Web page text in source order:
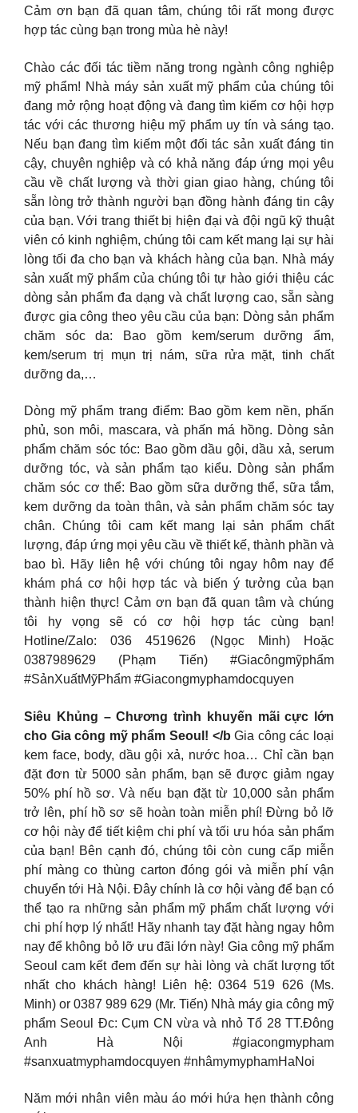
Cảm ơn bạn đã quan tâm, chúng tôi rất mong được
hợp tác cùng bạn trong mùa hè này!
Chào các đối tác tiềm năng trong ngành công nghiệp
mỹ phẩm! Nhà máy sản xuất mỹ phẩm của chúng tôi
đang mở rộng hoạt động và đang tìm kiếm cơ hội hợp
tác với các thương hiệu mỹ phẩm uy tín và sáng tạo.
Nếu bạn đang tìm kiếm một đối tác sản xuất đáng tin
cậy, chuyên nghiệp và có khả năng đáp ứng mọi yêu
cầu về chất lượng và thời gian giao hàng, chúng tôi
sẵn lòng trở thành người bạn đồng hành đáng tin cậy
của bạn. Với trang thiết bị hiện đại và đội ngũ kỹ thuật
viên có kinh nghiệm, chúng tôi cam kết mang lại sự hài
lòng tối đa cho bạn và khách hàng của bạn. Nhà máy
sản xuất mỹ phẩm của chúng tôi tự hào giới thiệu các
dòng sản phẩm đa dạng và chất lượng cao, sẵn sàng
được gia công theo yêu cầu của bạn: Dòng sản phẩm
chăm sóc da: Bao gồm kem/serum dưỡng ẩm,
kem/serum trị mụn trị nám, sữa rửa mặt, tinh chất
dưỡng da,…
Dòng mỹ phẩm trang điểm: Bao gồm kem nền, phấn
phủ, son môi, mascara, và phấn má hồng. Dòng sản
phẩm chăm sóc tóc: Bao gồm dầu gội, dầu xả, serum
dưỡng tóc, và sản phẩm tạo kiểu. Dòng sản phẩm
chăm sóc cơ thể: Bao gồm sữa dưỡng thể, sữa tắm,
kem dưỡng da toàn thân, và sản phẩm chăm sóc tay
chân. Chúng tôi cam kết mang lại sản phẩm chất
lượng, đáp ứng mọi yêu cầu về thiết kế, thành phần và
bao bì. Hãy liên hệ với chúng tôi ngay hôm nay để
khám phá cơ hội hợp tác và biến ý tưởng của bạn
thành hiện thực! Cảm ơn bạn đã quan tâm và chúng
tôi hy vọng sẽ có cơ hội hợp tác cùng bạn!
Hotline/Zalo: 036 4519626 (Ngọc Minh) Hoặc
0387989629 (Phạm Tiến) #Giacôngmỹphẩm
#SảnXuấtMỹPhẩm #Giacongmyphamdocquyen
Siêu Khủng – Chương trình khuyến mãi cực lớn
cho Gia công mỹ phẩm Seoul! </b Gia công các loại
kem face, body, dầu gội xả, nước hoa… Chỉ cần bạn
đặt đơn từ 5000 sản phẩm, bạn sẽ được giảm ngay
50% phí hồ sơ. Và nếu bạn đặt từ 10,000 sản phẩm
trở lên, phí hồ sơ sẽ hoàn toàn miễn phí! Đừng bỏ lỡ
cơ hội này để tiết kiệm chi phí và tối ưu hóa sản phẩm
của bạn! Bên cạnh đó, chúng tôi còn cung cấp miễn
phí màng co thùng carton đóng gói và miễn phí vận
chuyển tới Hà Nội. Đây chính là cơ hội vàng để bạn có
thể tạo ra những sản phẩm mỹ phẩm chất lượng với
chi phí hợp lý nhất! Hãy nhanh tay đặt hàng ngay hôm
nay để không bỏ lỡ ưu đãi lớn này! Gia công mỹ phẩm
Seoul cam kết đem đến sự hài lòng và chất lượng tốt
nhất cho khách hàng! Liên hệ: 0364 519 626 (Ms.
Minh) or 0387 989 629 (Mr. Tiến) Nhà máy gia công mỹ
phẩm Seoul Đc: Cụm CN vừa và nhỏ Tổ 28 TT.Đông
Anh Hà Nội #giacongmypham
#sanxuatmyphamdocquyen #nhâmymyphamHaNoi
Năm mới nhân viên màu áo mới hứa hẹn thành công